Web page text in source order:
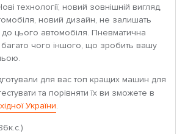
технології, новий зовнішній вигляд,
новий дизайн, не залишать
цього автомобіля. Пневматична
і багато чого іншого, що зробить вашу
для вас топ кращих машин для
та порівняти їх ви зможете в
України.